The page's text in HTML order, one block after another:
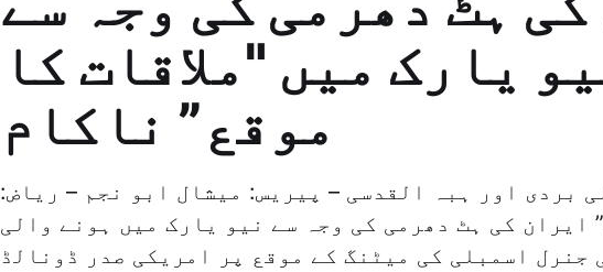
یارک میں "ملاقات کا
موقع” ناکام
بردی اور ہبہ القدسی – پیریس: میشال ابو نجم – ریاض:
ایران کی ہٹ دھرمی کی وجہ سے نیو یارک میں ہونے والی
جنرل اسمبلی کی میٹنگ کے موقع پر امریکی صدر ڈونالڈ